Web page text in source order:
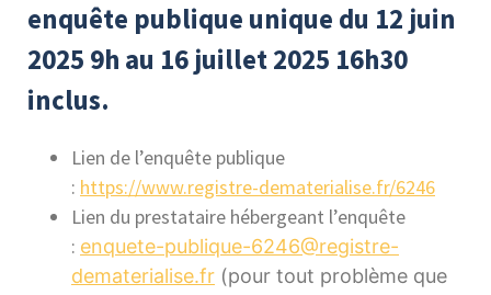
enquête publique unique du 12 juin
2025 9h au 16 juillet 2025 16h30
inclus.
Lien de l’enquête publique
: https://www.registre-dematerialise.fr/6246
Lien du prestataire hébergeant l’enquête
: enquete-publique-6246@registre-
dematerialise.fr (pour tout problème que